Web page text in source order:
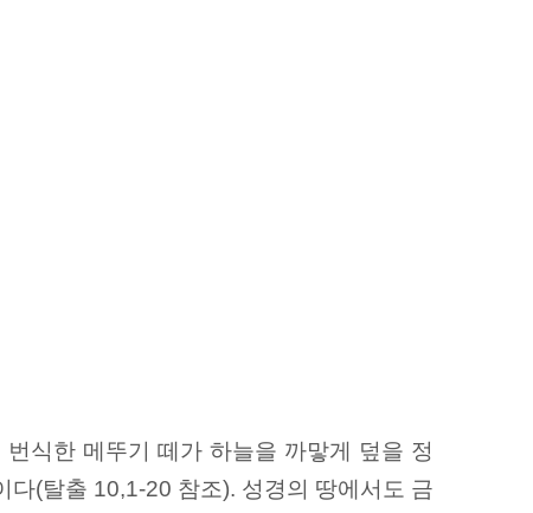
식한 메뚜기 떼가 하늘을 까맣게 덮을 정
(탈출 10,1-20 참조). 성경의 땅에서도 금